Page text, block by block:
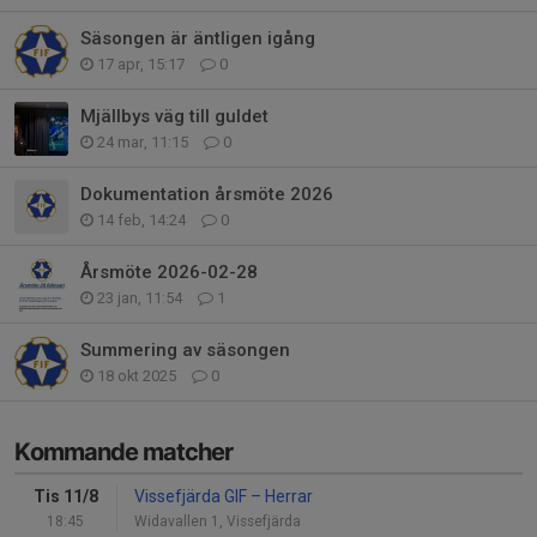
Säsongen är äntligen igång
17 apr, 15:17 0
Mjällbys väg till guldet
24 mar, 11:15 0
Dokumentation årsmöte 2026
14 feb, 14:24 0
Årsmöte 2026-02-28
23 jan, 11:54 1
Summering av säsongen
18 okt 2025 0
Kommande matcher
Tis 11/8
18:45
Vissefjärda GIF – Herrar
Widavallen 1, Vissefjärda